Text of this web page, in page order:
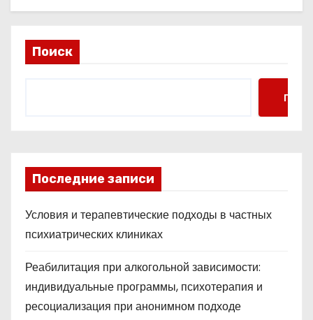
Поиск
Поиск
Последние записи
Условия и терапевтические подходы в частных
психиатрических клиниках
Реабилитация при алкогольной зависимости:
индивидуальные программы, психотерапия и
ресоциализация при анонимном подходе